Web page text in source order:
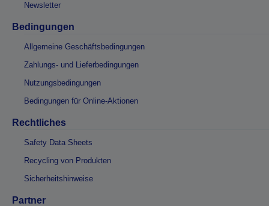
Newsletter
Bedingungen
Allgemeine Geschäftsbedingungen
Zahlungs- und Lieferbedingungen
Nutzungsbedingungen
Bedingungen für Online-Aktionen
Rechtliches
Safety Data Sheets
Recycling von Produkten
Sicherheitshinweise
Partner